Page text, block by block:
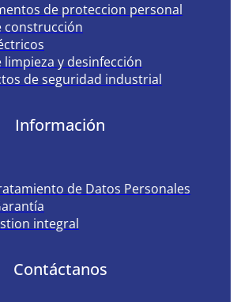
de proteccion personal
construcción
y desinfección
de seguridad industrial
Información
de Datos Personales
integral
Contáctanos